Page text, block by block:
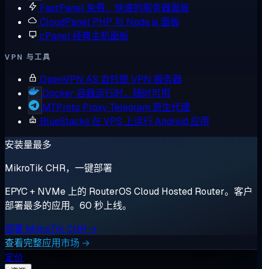
FastPanel 免费、快速的服务器面板
CloudPanel PHP 与 Node.js 面板
cPanel经典主机面板
VPN 与工具
OpenVPN AS 自托管 VPN 服务器
Docker 容器运行时，随时可用
MTProto Proxy Telegram 原生代理
BlueStacks 在 VPS 上运行 Android 应用
安装量最多
MikroTik CHR，一键部署
EPYC + NVMe 上的 RouterOS Cloud Hosted Router。客户
部署最多的应用。60 秒上线。
部署 MikroTik CHR →
查看完整应用市场 →
定价